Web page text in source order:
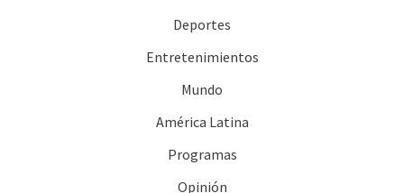
Deportes
Entretenimientos
Mundo
América Latina
Programas
Opinión